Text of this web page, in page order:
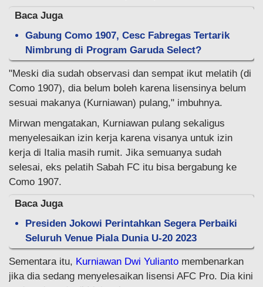
Baca Juga
Gabung Como 1907, Cesc Fabregas Tertarik
Nimbrung di Program Garuda Select?
"Meski dia sudah observasi dan sempat ikut melatih (di
Como 1907), dia belum boleh karena lisensinya belum
sesuai makanya (Kurniawan) pulang," imbuhnya.
Mirwan mengatakan, Kurniawan pulang sekaligus
menyelesaikan izin kerja karena visanya untuk izin
kerja di Italia masih rumit. Jika semuanya sudah
selesai, eks pelatih Sabah FC itu bisa bergabung ke
Como 1907.
Baca Juga
Presiden Jokowi Perintahkan Segera Perbaiki
Seluruh Venue Piala Dunia U-20 2023
Sementara itu, Kurniawan Dwi Yulianto membenarkan
jika dia sedang menyelesaikan lisensi AFC Pro. Dia kini